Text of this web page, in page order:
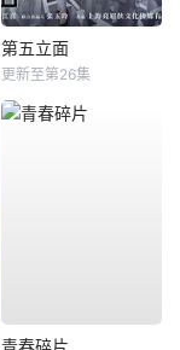
第五立面
更新至第26集
青春碎片